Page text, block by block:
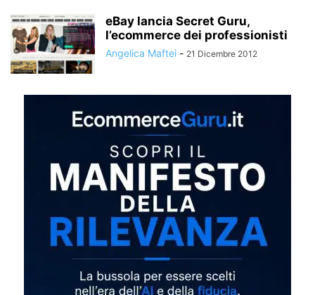
eBay lancia Secret Guru,
l’ecommerce dei professionisti
Angelica Maftei - 21 Dicembre 2012